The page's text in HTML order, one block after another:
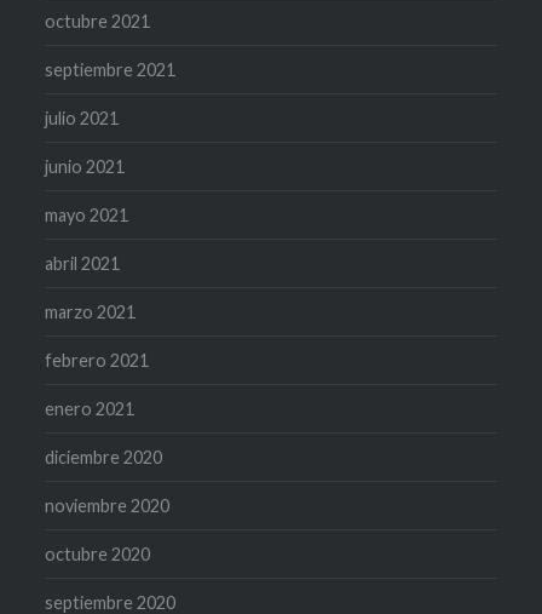
octubre 2021
septiembre 2021
julio 2021
junio 2021
mayo 2021
abril 2021
marzo 2021
febrero 2021
enero 2021
diciembre 2020
noviembre 2020
octubre 2020
septiembre 2020